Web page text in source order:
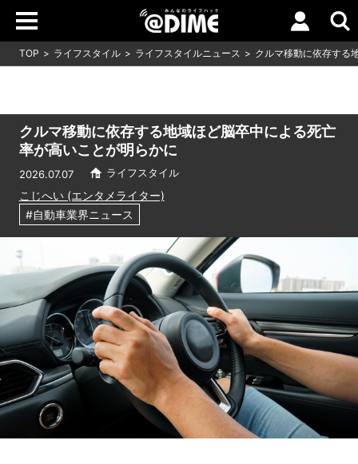
TOP ライフスタイル ライフスタイルニュース クルマ移動に依存する
クルマ移動に依存する地域ほど脳卒中による死亡
率が高いことが明らかに
2026.07.07 ライフスタイル
こじへい (エンタメライター)
#自動車業界ニュース